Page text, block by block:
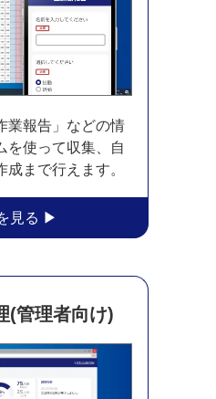
業報告」などの情
を使って収集、自
まで行えます。
(管理者向け)